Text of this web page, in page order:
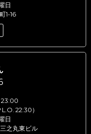
日
1-16
23:00
22:30）
日
之丸東ビル